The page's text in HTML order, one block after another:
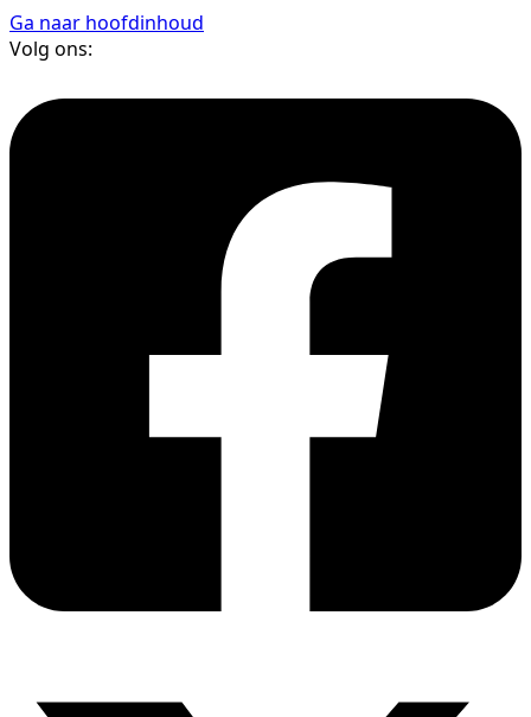
Ga naar hoofdinhoud
Volg ons: